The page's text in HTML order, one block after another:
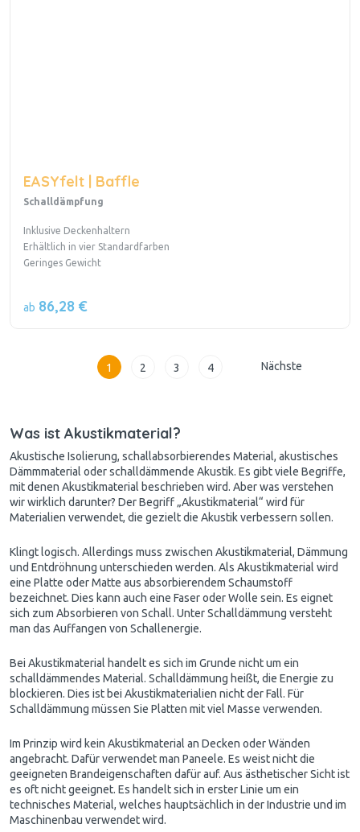
EASYfelt | Baffle
Schalldämpfung
Inklusive Deckenhaltern
Erhältlich in vier Standardfarben
Geringes Gewicht
ab 86,28 €
1 2 3 4 Nächste
Was ist Akustikmaterial?
Akustische Isolierung, schallabsorbierendes Material, akustisches
Dämmmaterial oder schalldämmende Akustik. Es gibt viele Begriffe,
mit denen Akustikmaterial beschrieben wird. Aber was verstehen
wir wirklich darunter? Der Begriff „Akustikmaterial“ wird für
Materialien verwendet, die gezielt die Akustik verbessern sollen.
Klingt logisch. Allerdings muss zwischen Akustikmaterial, Dämmung
und Entdröhnung unterschieden werden. Als Akustikmaterial wird
eine Platte oder Matte aus absorbierendem Schaumstoff
bezeichnet. Dies kann auch eine Faser oder Wolle sein. Es eignet
sich zum Absorbieren von Schall. UnterSchalldämmung versteht
man das Auffangen von Schallenergie.
Bei Akustikmaterial handelt es sich im Grunde nicht um ein
schalldämmendes Material. Schalldämmung heißt, die Energie zu
blockieren. Dies ist bei Akustikmaterialien nicht der Fall. Für
Schalldämmung müssen Sie Platten mit viel Masse verwenden.
Im Prinzip wird kein Akustikmaterial an Decken oder Wänden
angebracht. Dafür verwendet man Paneele. Es weist nicht die
geeigneten Brandeigenschaften dafür auf. Aus ästhetischer Sicht ist
es oft nicht geeignet. Es handelt sich in erster Linie um ein
technisches Material, welches hauptsächlich in der Industrie und im
Maschinenbau verwendet wird.